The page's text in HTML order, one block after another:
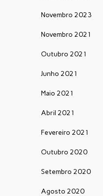
Novembro 2023
Novembro 2021
Outubro 2021
Junho 2021
Maio 2021
Abril 2021
Fevereiro 2021
Outubro 2020
Setembro 2020
Agosto 2020